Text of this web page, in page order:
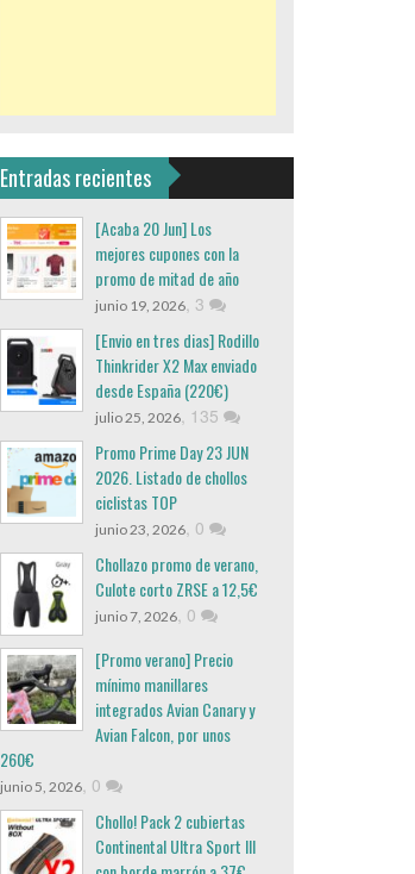
Entradas recientes
[Acaba 20 Jun] Los
mejores cupones con la
promo de mitad de año
junio 19, 2026, 3
[Envio en tres dias] Rodillo
Thinkrider X2 Max enviado
desde España (220€)
julio 25, 2026, 135
Promo Prime Day 23 JUN
2026. Listado de chollos
ciclistas TOP
junio 23, 2026, 0
Chollazo promo de verano,
Culote corto ZRSE a 12,5€
junio 7, 2026, 0
[Promo verano] Precio
mínimo manillares
integrados Avian Canary y
Avian Falcon, por unos
260€
junio 5, 2026, 0
Chollo! Pack 2 cubiertas
Continental Ultra Sport III